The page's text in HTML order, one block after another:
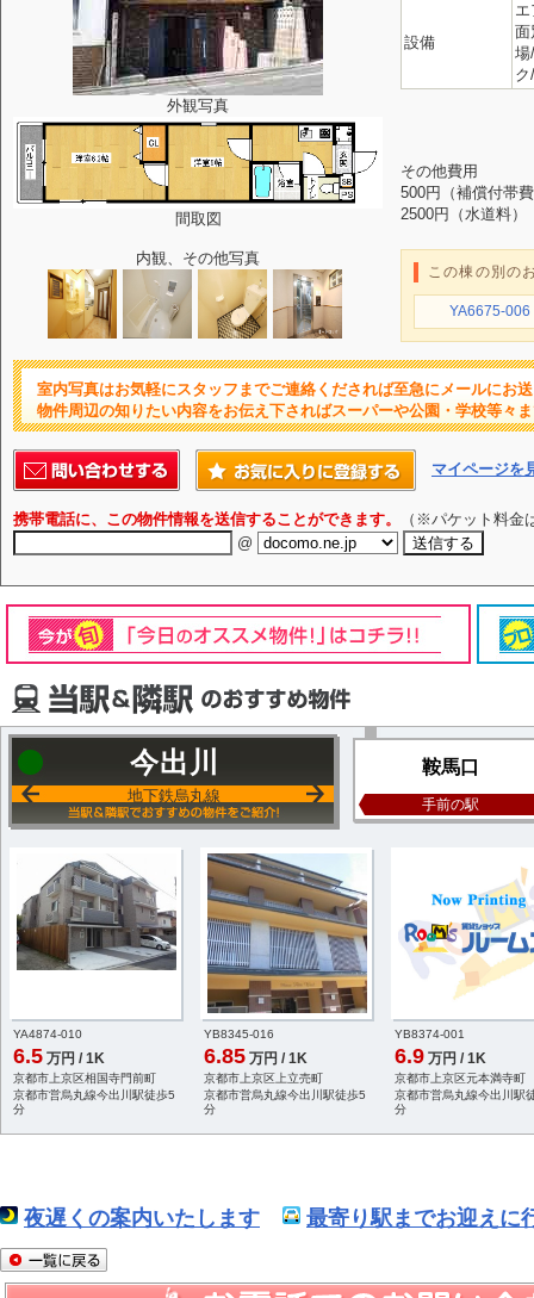
外観写真
間取図
内観、その他写真
設備
面
場
その他費用
500円（補償付帯
2500円（水道料）
この棟の別の
YA6675-006
室内写真はお気軽にスタッフまでご連絡くだされば至急にメールにお
物件周辺の知りたい内容をお伝え下さればスーパーや公園・学校等々
マイページを
携帯電話に、この物件情報を送信することができます。
（※パケット料金
@
今出川
地下鉄烏丸線
鞍馬口
手前の駅
YA4874-010
6.5 万円 / 1K
京都市上京区相国寺門前町
京都市営烏丸線今出川駅徒歩5
分
YB8345-016
6.85 万円 / 1K
京都市上京区上立売町
京都市営烏丸線今出川駅徒歩5
分
YB8374-001
6.9 万円 / 1K
京都市上京区元本満寺町
京都市営烏丸線今出川駅
分
夜遅くの案内いたします 最寄り駅までお迎えに